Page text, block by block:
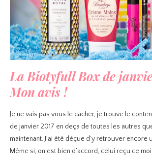
La Biotyfull Box de
Mon avis !
Je ne vais pas vous le cacher, je trouve le
de janvier 2017 en deça de toutes les autres
maintenant. J’ai été déçue d’y retrouver encore
Même si, on est bien d’accord, celui reçu ce